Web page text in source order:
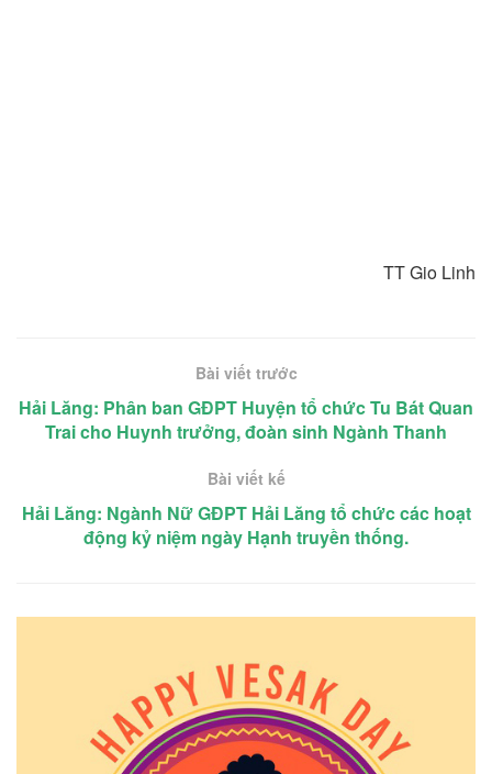
TT Gio Linh
Bài viết trước
Hải Lăng: Phân ban GĐPT Huyện tổ chức Tu Bát Quan
Trai cho Huynh trưởng, đoàn sinh Ngành Thanh
Bài viết kế
Hải Lăng: Ngành Nữ GĐPT Hải Lăng tổ chức các hoạt
động kỷ niệm ngày Hạnh truyền thống.